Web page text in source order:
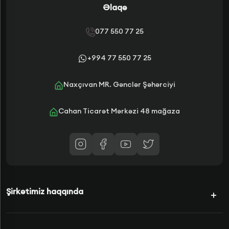
Şirkətimiz haqqında
Əlaqə
077 550 77 25
+994 77 550 77 25
Naxçıvan MR. Gənclər Şəhərciyi
Cahan Ticarət Mərkəzi 48 mağaza